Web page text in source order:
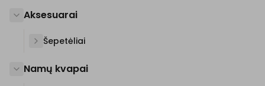
Aksesuarai
Šepetėliai
Namų kvapai